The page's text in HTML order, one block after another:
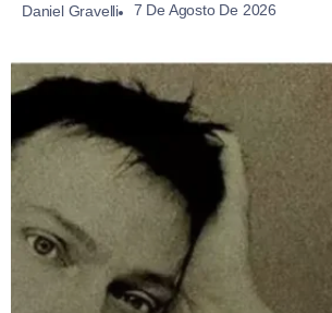
Daniel Gravelli 7 De Agosto De 2026